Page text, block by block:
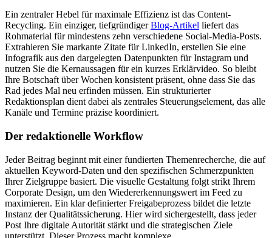
Ein zentraler Hebel für maximale Effizienz ist das Content-
Recycling. Ein einziger, tiefgründigerBlog-Artikel liefert das
Rohmaterial für mindestens zehn verschiedene Social-Media-Posts.
Extrahieren Sie markante Zitate für LinkedIn, erstellen Sie eine
Infografik aus den dargelegten Datenpunkten für Instagram und
nutzen Sie die Kernaussagen für ein kurzes Erklärvideo. So bleibt
Ihre Botschaft über Wochen konsistent präsent, ohne dass Sie das
Rad jedes Mal neu erfinden müssen. Ein strukturierter
Redaktionsplan dient dabei als zentrales Steuerungselement, das alle
Kanäle und Termine präzise koordiniert.
Der redaktionelle Workflow
Jeder Beitrag beginnt mit einer fundierten Themenrecherche, die auf
aktuellen Keyword-Daten und den spezifischen Schmerzpunkten
Ihrer Zielgruppe basiert. Die visuelle Gestaltung folgt strikt Ihrem
Corporate Design, um den Wiedererkennungswert im Feed zu
maximieren. Ein klar definierter Freigabeprozess bildet die letzte
Instanz der Qualitätssicherung. Hier wird sichergestellt, dass jeder
Post Ihre digitale Autorität stärkt und die strategischen Ziele
unterstützt. Dieser Prozess macht komplexe